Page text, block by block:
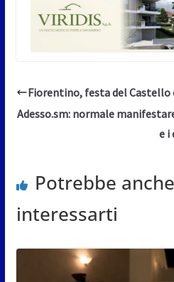
Fiorentino, festa del Castello
Adesso.sm: normale
e i
Potrebbe anche
interessarti